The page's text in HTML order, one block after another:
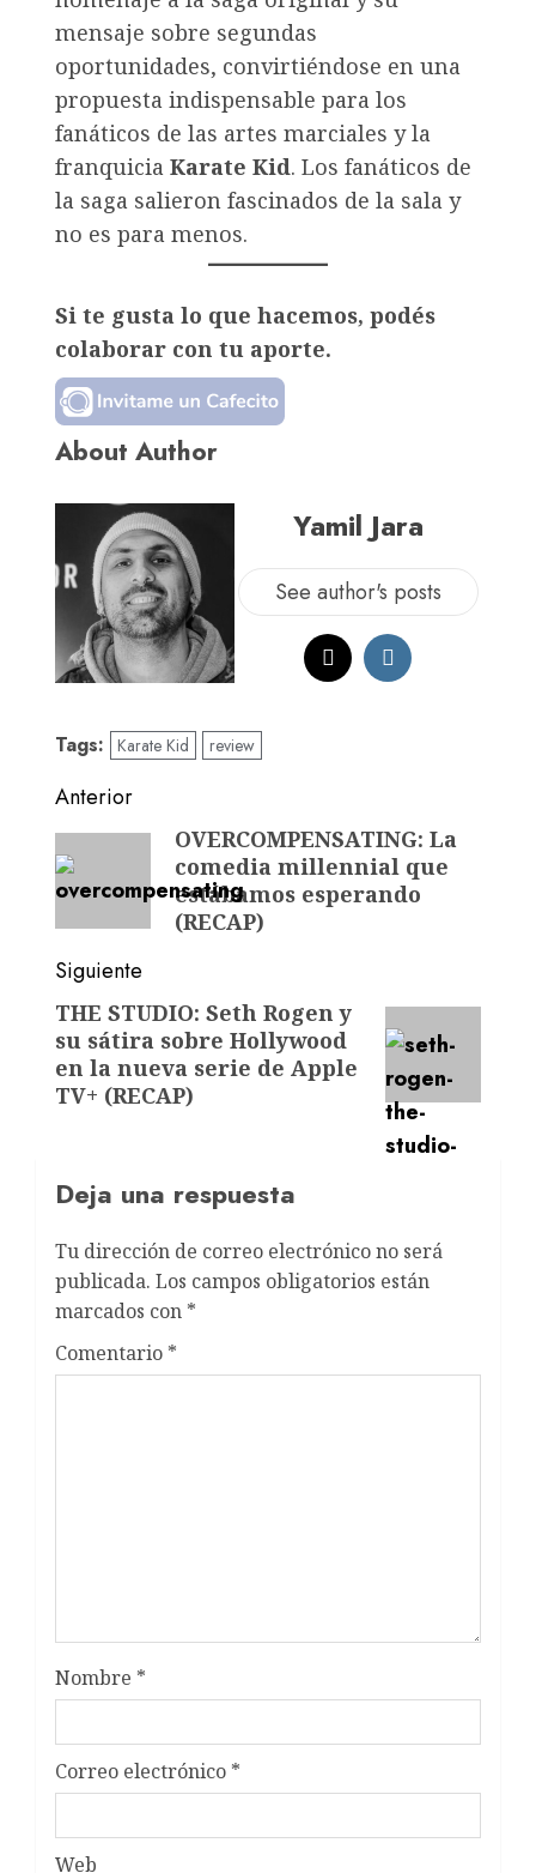
mensaje sobre segundas
oportunidades, convirtiéndose en una
propuesta indispensable para los
fanáticos de las artes marciales y la
franquicia Karate Kid. Los fanáticos de
la saga salieron fascinados de la sala y
no es para menos.
Si te gusta lo que hacemos, podés
colaborar con tu aporte.
About Author
Yamil Jara
See author's posts
Tags: Karate Kid review
Anterior
OVERCOMPENSATING: La
comedia millennial que
estábamos esperando
(RECAP)
Siguiente
THE STUDIO: Seth Rogen y
su sátira sobre Hollywood
en la nueva serie de Apple
TV+ (RECAP)
Deja una respuesta
Tu dirección de correo electrónico no será
publicada. Los campos obligatorios están
marcados con *
Comentario *
Nombre *
Correo electrónico *
Web